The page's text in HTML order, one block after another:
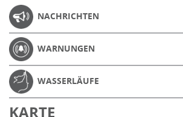
NACHRICHTEN
WARNUNGEN
WASSERLÄUFE
KARTE